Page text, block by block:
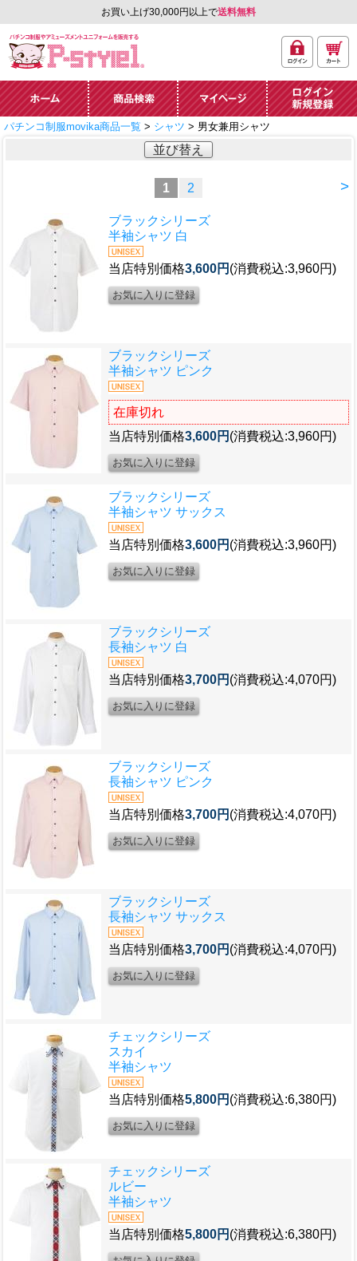
お買い上げ30,000円以上で送料無料
ーズメントユニフォー
ム通販「P-style 1」.
イン
ト
ホーム 商品検索 マイページ
ログイン・新規
パチンコ制服movika商品一覧 > シャツ > 男女兼用シャツ
並び替え
>
1 2
ブラックシリーズ
半袖シャツ 白
当店特別価格3,600円 (消費税込:3,960円)
ブラックシリーズ
半袖シャツ ピンク
在庫切れ
当店特別価格3,600円 (消費税込:3,960円)
ブラックシリーズ
半袖シャツ サックス
当店特別価格3,600円 (消費税込:3,960円)
ブラックシリーズ
長袖シャツ 白
当店特別価格3,700円 (消費税込:4,070円)
ブラックシリーズ
長袖シャツ ピンク
当店特別価格3,700円 (消費税込:4,070円)
ブラックシリーズ
長袖シャツ サックス
当店特別価格3,700円 (消費税込:4,070円)
チェックシリーズ
スカイ
半袖シャツ
当店特別価格5,800円 (消費税込:6,380円)
チェックシリーズ
ルビー
半袖シャツ
当店特別価格5,800円 (消費税込:6,380円)